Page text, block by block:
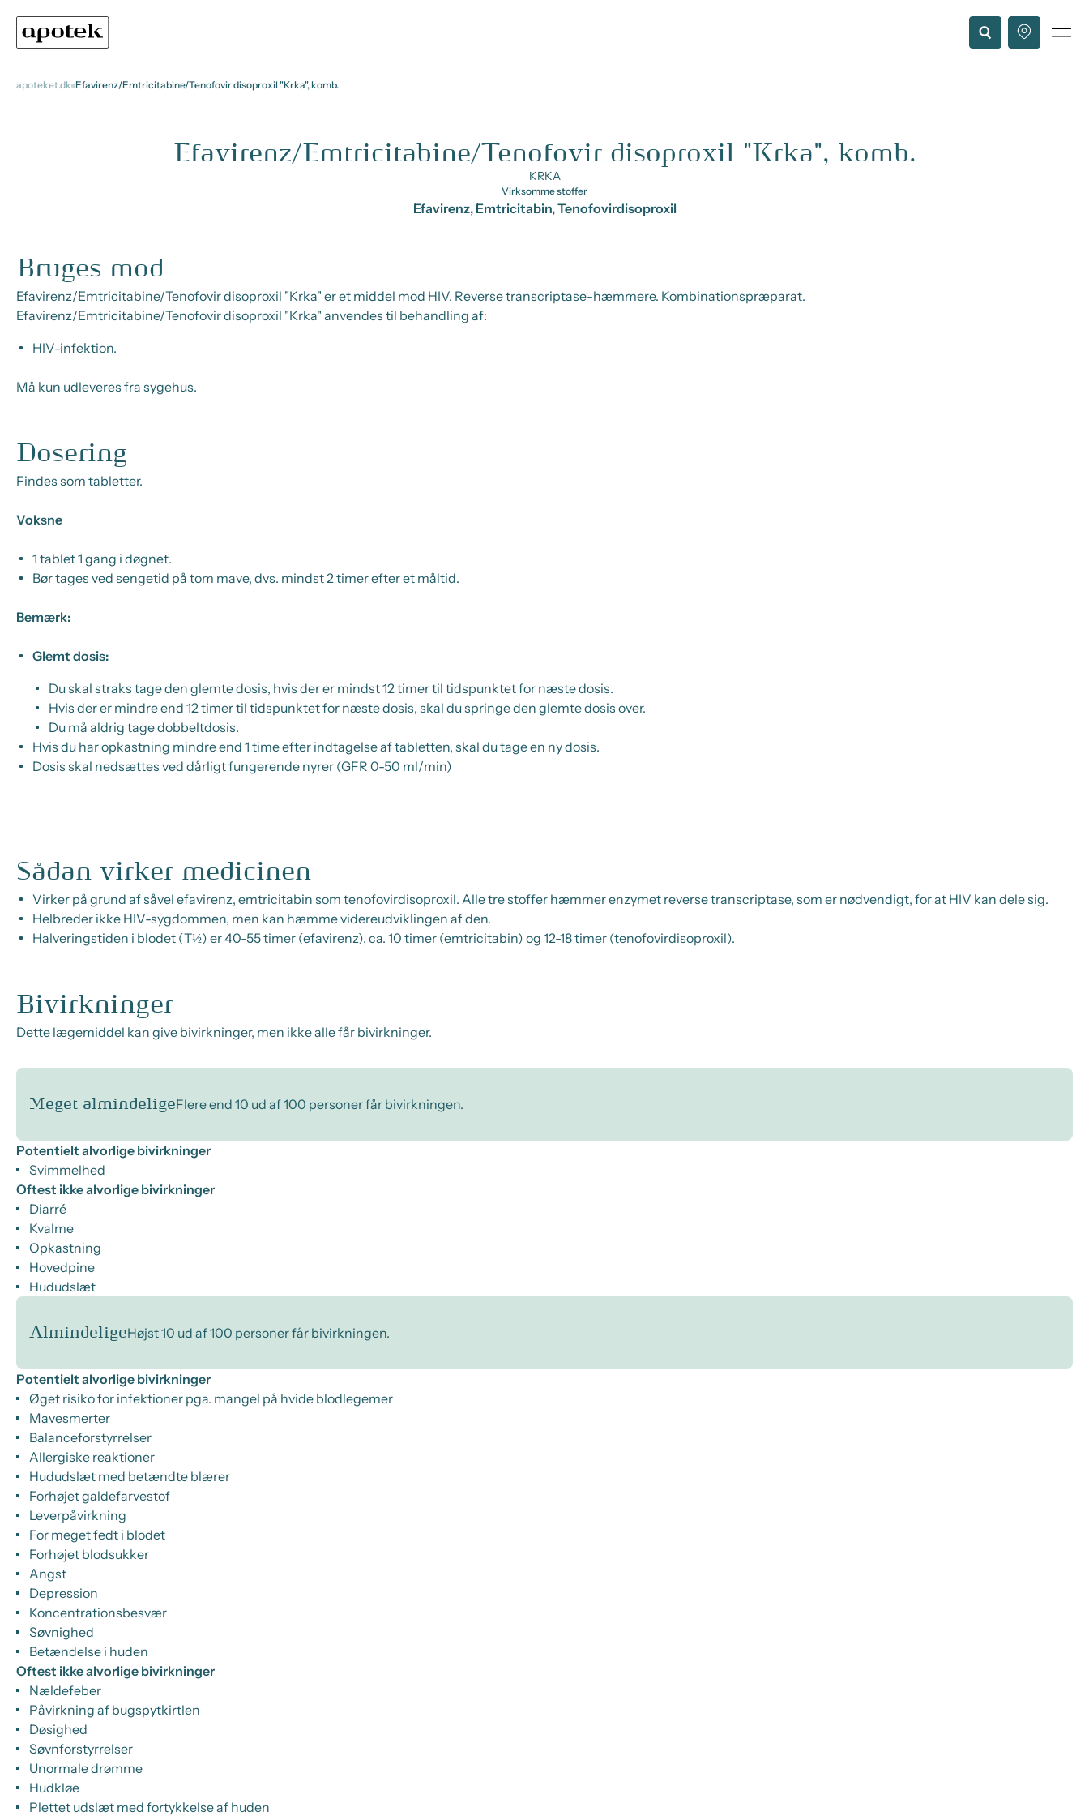
apoteket.dk Efavirenz/Emtricitabine/Tenofovir disoproxil "Krka", komb.
Efavirenz/Emtricitabine/Tenofovir disoproxil "Krka", komb.
KRKA
Virksomme stoffer
Efavirenz, Emtricitabin, Tenofovirdisoproxil
Bruges mod
Efavirenz/Emtricitabine/Tenofovir disoproxil "Krka" er et middel mod HIV. Reverse transcriptase-hæmmere. Kombinationspræparat.
Efavirenz/Emtricitabine/Tenofovir disoproxil "Krka" anvendes til behandling af:
HIV-infektion.
Må kun udleveres fra sygehus.
Dosering
Findes som tabletter.
Voksne
1 tablet 1 gang i døgnet.
Bør tages ved sengetid på tom mave, dvs. mindst 2 timer efter et måltid.
Bemærk:
Glemt dosis:
Du skal straks tage den glemte dosis, hvis der er mindst 12 timer til tidspunktet for næste dosis.
Hvis der er mindre end 12 timer til tidspunktet for næste dosis, skal du springe den glemte dosis over.
Du må aldrig tage dobbeltdosis.
Hvis du har opkastning mindre end 1 time efter indtagelse af tabletten, skal du tage en ny dosis.
Dosis skal nedsættes ved dårligt fungerende nyrer (GFR 0-50 ml/min)
Sådan virker medicinen
Virker på grund af såvel efavirenz, emtricitabin som tenofovirdisoproxil. Alle tre stoffer hæmmer enzymet reverse transcriptase, som er nødvendigt, for at HIV kan dele sig.
Helbreder ikke HIV-sygdommen, men kan hæmme videreudviklingen af den.
Halveringstiden i blodet (T½) er 40-55 timer (efavirenz), ca. 10 timer (emtricitabin) og 12-18 timer (tenofovirdisoproxil).
Bivirkninger
Dette lægemiddel kan give bivirkninger, men ikke alle får bivirkninger.
Meget almindeligeFlere end 10 ud af 100 personer får bivirkningen.
Potentielt alvorlige bivirkninger
Svimmelhed
Oftest ikke alvorlige bivirkninger
Diarré
Kvalme
Opkastning
Hovedpine
Hududslæt
AlmindeligeHøjst 10 ud af 100 personer får bivirkningen.
Potentielt alvorlige bivirkninger
Øget risiko for infektioner pga. mangel på hvide blodlegemer
Mavesmerter
Balanceforstyrrelser
Allergiske reaktioner
Hududslæt med betændte blærer
Forhøjet galdefarvestof
Leverpåvirkning
For meget fedt i blodet
Forhøjet blodsukker
Angst
Depression
Koncentrationsbesvær
Søvnighed
Betændelse i huden
Oftest ikke alvorlige bivirkninger
Nældefeber
Påvirkning af bugspytkirtlen
Døsighed
Søvnforstyrrelser
Unormale drømme
Hudkløe
Plettet udslæt med fortykkelse af huden